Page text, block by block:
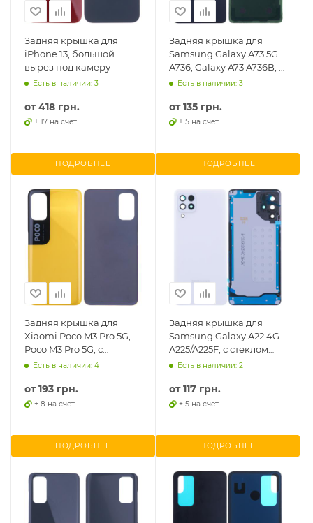
Задняя крышка для
iPhone 13, большой
вырез под камеру
Есть в наличии: 3
от418 грн.
+ 17 на счет
ПОДРОБНЕЕ
Задняя крышка для
Samsung Galaxy A73 5G
A736, Galaxy A73 A736B, с
проклейкой
Есть в наличии: 3
от135 грн.
+ 5 на счет
ПОДРОБНЕЕ
Задняя крышка для
Xiaomi Poco M3 Pro 5G,
Poco M3 Pro 5G, с
проклейкой
Есть в наличии: 4
от193 грн.
+ 8 на счет
ПОДРОБНЕЕ
Задняя крышка для
Samsung Galaxy A22 4G
A225/A225F, с стеклом
камеры
Есть в наличии: 2
от117 грн.
+ 5 на счет
ПОДРОБНЕЕ